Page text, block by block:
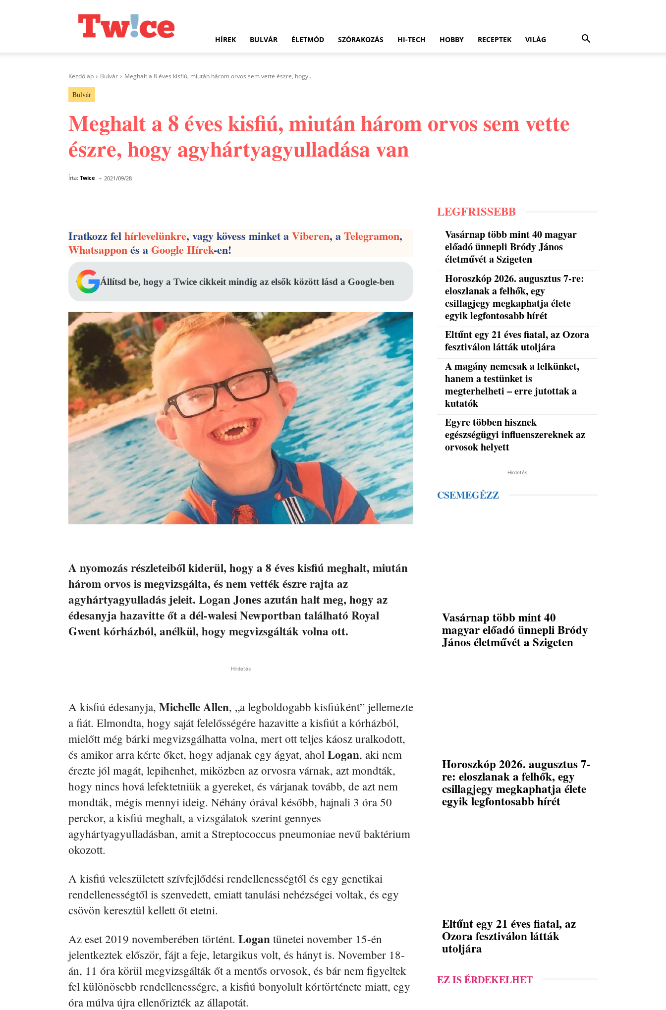
HÍREK BULVÁR ÉLETMÓD SZÓRAKOZÁS HI-TECH HOBBY RECEPTEK VILÁG
Kezdőlap Bulvár Meghalt a 8 éves kisfiú, miután három orvos sem vette észre, hogy...
Bulvár
Meghalt a 8 éves kisfiú, miután három orvos sem vette
észre, hogy agyhártyagyulladása van
Írta: Twice - 2021/09/28
Iratkozz felhírlevelünkre, vagy kövess minket aViberen, aTelegramon,
Whatsapponés aGoogle Hírek-en!
Állítsd be, hogy a Twice cikkeit mindig az elsők között lásd a Google-ben
A nyomozás részleteiből kiderül, hogy a 8 éves kisfiú meghalt, miután
három orvos is megvizsgálta, és nem vették észre rajta az
agyhártyagyulladás jeleit. Logan Jones azután halt meg, hogy az
édesanyja hazavitte őt a dél-walesi Newportban található Royal
Gwent kórházból, anélkül, hogy megvizsgálták volna ott.
Hirdetés
A kisfiú édesanyja, Michelle Allen, „a legboldogabb kisfiúként” jellemezte
a fiát. Elmondta, hogy saját felelősségére hazavitte a kisfiút a kórházból,
mielőtt még bárki megvizsgálhatta volna, mert ott teljes káosz uralkodott,
és amikor arra kérte őket, hogy adjanak egy ágyat, ahol Logan, aki nem
érezte jól magát, lepihenhet, miközben az orvosra várnak, azt mondták,
hogy nincs hová lefektetniük a gyereket, és várjanak tovább, de azt nem
mondták, mégis mennyi ideig. Néhány órával később, hajnali 3 óra 50
perckor, a kisfiú meghalt, a vizsgálatok szerint gennyes
agyhártyagyulladásban, amit a Streptococcus pneumoniae nevű baktérium
okozott.
A kisfiú veleszületett szívfejlődési rendellenességtől és egy genetikai
rendellenességtől is szenvedett, emiatt tanulási nehézségei voltak, és egy
csövön keresztül kellett őt etetni.
Az eset 2019 novemberében történt. Logan tünetei november 15-én
jelentkeztek először, fájt a feje, letargikus volt, és hányt is. November 18-
án, 11 óra körül megvizsgálták őt a mentős orvosok, és bár nem figyeltek
fel különösebb rendellenességre, a kisfiú bonyolult kórtörténete miatt, egy
óra múlva újra ellenőrizték az állapotát.
LEGFRISSEBB
Vasárnap több mint 40 magyar
előadó ünnepli Bródy János
életművét a Szigeten
Horoszkóp 2026. augusztus 7-re:
eloszlanak a felhők, egy
csillagjegy megkaphatja élete
egyik legfontosabb hírét
Eltűnt egy 21 éves fiatal, az Ozora
fesztiválon látták utoljára
A magány nemcsak a lelkünket,
hanem a testünket is
megterhelheti – erre jutottak a
kutatók
Egyre többen hisznek
egészségügyi influenszereknek az
orvosok helyett
Hirdetés
CSEMEGÉZZ
Vasárnap több mint 40
magyar előadó ünnepli Bródy
János életművét a Szigeten
Horoszkóp 2026. augusztus 7-
re: eloszlanak a felhők, egy
csillagjegy megkaphatja élete
egyik legfontosabb hírét
Eltűnt egy 21 éves fiatal, az
Ozora fesztiválon látták
utoljára
EZ IS ÉRDEKELHET